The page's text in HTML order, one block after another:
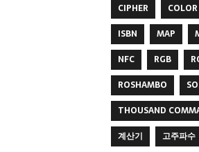
CIPHER
COLOR
ISBN
MAP
NFC
RGB
ROSHAMBO
THOUSAND
계산기
고주파수